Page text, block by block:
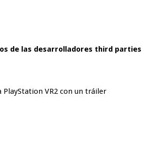
de las desarrolladores third parties
PlayStation VR2 con un tráiler